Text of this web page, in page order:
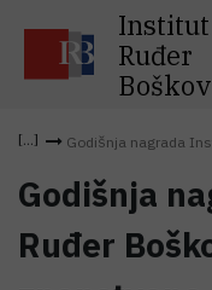
Institut
Ruđer
Godišnja nagrada
Godišnja
Ruđer